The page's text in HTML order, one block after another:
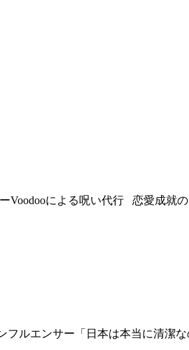
Voodooによる呪い代行 恋愛成就
フルエンサー「日本は本当に清